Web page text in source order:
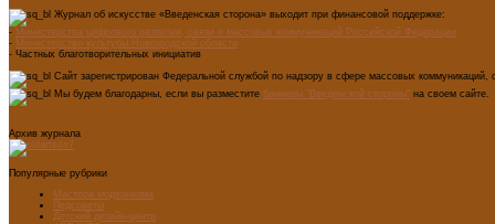
Журнал об искусстве «Введенская сторона» выходит при финансовой поддержке:
- Министерства цифрового развития, связи и массовых коммуникаций Российской Федерации
- Министерство культуры Новгородской области
- Частных благотворительных инициатив
Сайт зарегистрирован Федеральной службой по надзору в сфере массовых
Мы будем благодарны, если вы разместите баннеры "Введенской стороны" на своем сайте.
Архив журнала
Популярные рубрики
Мастера модернизма
Педсоветы
Детский дизайн-центр